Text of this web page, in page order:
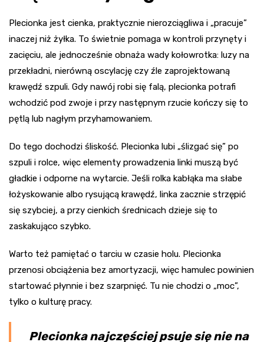
Plecionka jest cienka, praktycznie nierozciągliwa i „pracuje”
inaczej niż żyłka. To świetnie pomaga w kontroli przynęty i
zacięciu, ale jednocześnie obnaża wady kołowrotka: luzy na
przekładni, nierówną oscylację czy źle zaprojektowaną
krawędź szpuli. Gdy nawój robi się falą, plecionka potrafi
wchodzić pod zwoje i przy następnym rzucie kończy się to
pętlą lub nagłym przyhamowaniem.
Do tego dochodzi śliskość. Plecionka lubi „ślizgać się” po
szpuli i rolce, więc elementy prowadzenia linki muszą być
gładkie i odporne na wytarcie. Jeśli rolka kabłąka ma słabe
łożyskowanie albo rysującą krawędź, linka zacznie strzępić
się szybciej, a przy cienkich średnicach dzieje się to
zaskakująco szybko.
Warto też pamiętać o tarciu w czasie holu. Plecionka
przenosi obciążenia bez amortyzacji, więc hamulec powinien
startować płynnie i bez szarpnięć. Tu nie chodzi o „moc”,
tylko o kulturę pracy.
Plecionka najczęściej psuje się nie na